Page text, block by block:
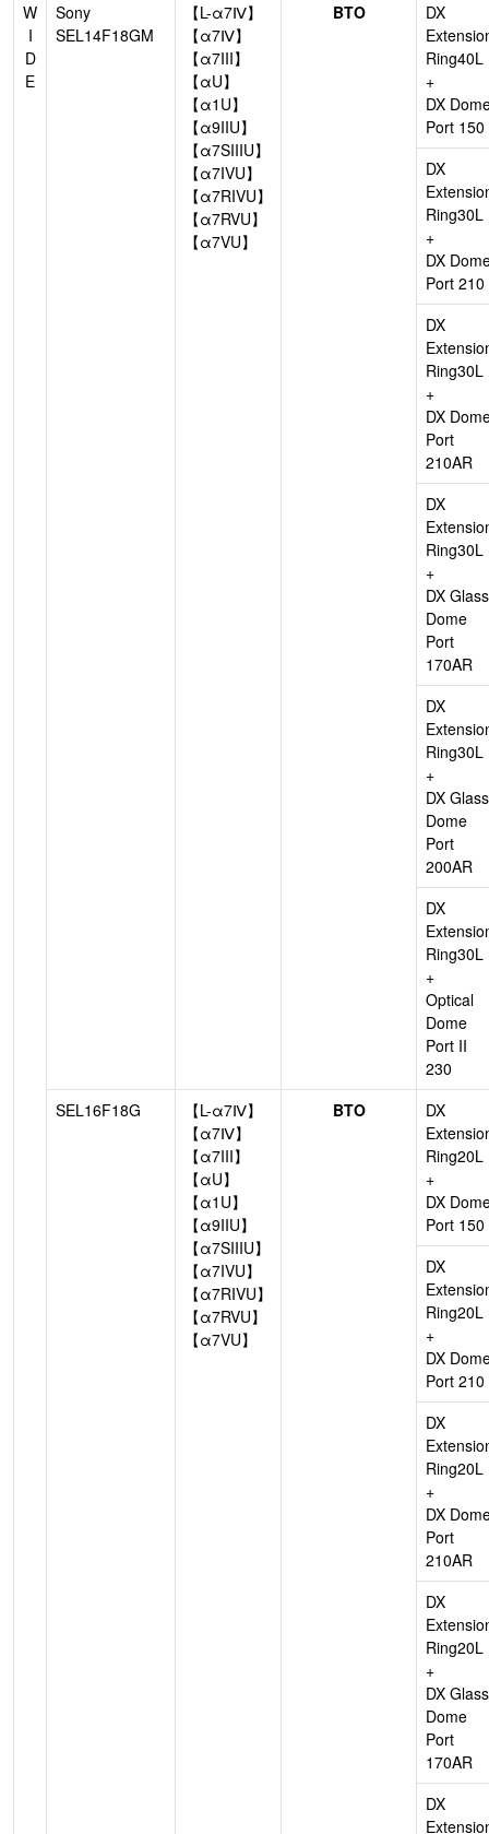
W
I
D
E
Sony
SEL14F18GM
【L-α7Ⅳ】
【α7Ⅳ】
【α7III】
【αU】
【α1U】
【α9IIU】
【α7SIIIU】
【α7IVU】
【α7RIVU】
【α7RVU】
【α7VU】
BTO
DX
Ring40L
+
DX
Port 150
DX
Ring30L
+
DX
Port 210
DX
Ring30L
+
DX
Port
210AR
DX
Ring30L
+
DX Glass
Dome
Port
170AR
DX
Ring30L
+
DX Glass
Dome
Port
200AR
DX
Ring30L
+
Optical
Dome
Port II
230
SEL16F18G
【L-α7Ⅳ】
【α7Ⅳ】
【α7III】
【αU】
【α1U】
【α9IIU】
【α7SIIIU】
【α7IVU】
【α7RIVU】
【α7RVU】
【α7VU】
BTO
DX
Ring20L
+
DX
Port 150
DX
Ring20L
+
DX
Port 210
DX
Ring20L
+
DX
Port
210AR
DX
Ring20L
+
DX Glass
Dome
Port
170AR
DX